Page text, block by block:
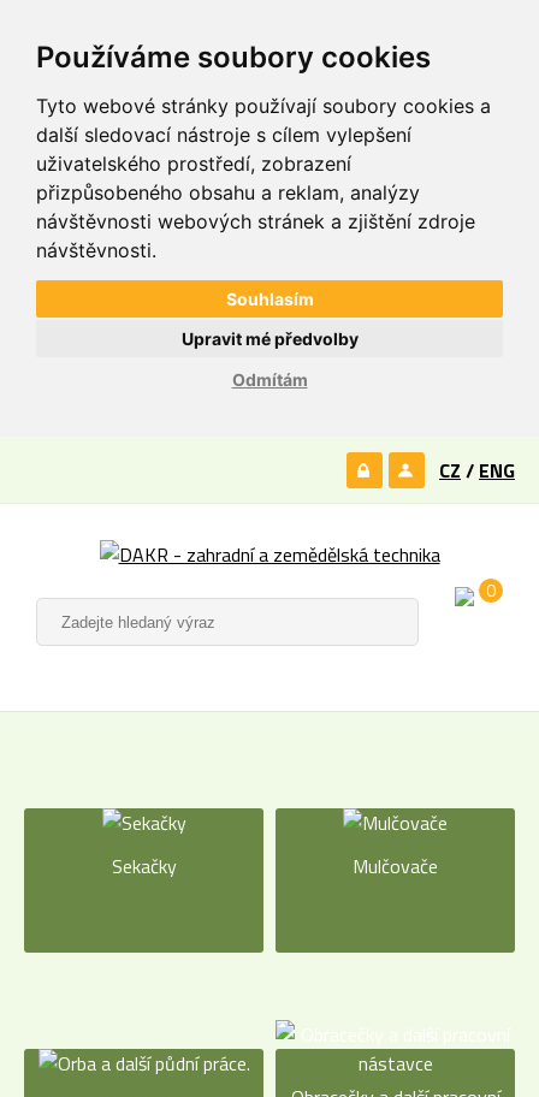
Používáme soubory cookies
Tyto webové stránky používají soubory cookies a
další sledovací nástroje s cílem vylepšení
uživatelského prostředí, zobrazení
přizpůsobeného obsahu a reklam, analýzy
návštěvnosti webových stránek a zjištění zdroje
návštěvnosti.
Souhlasím
Odmítám
Upravit mé předvolby
CZ / ENG
0
Sekačky Mulčovače